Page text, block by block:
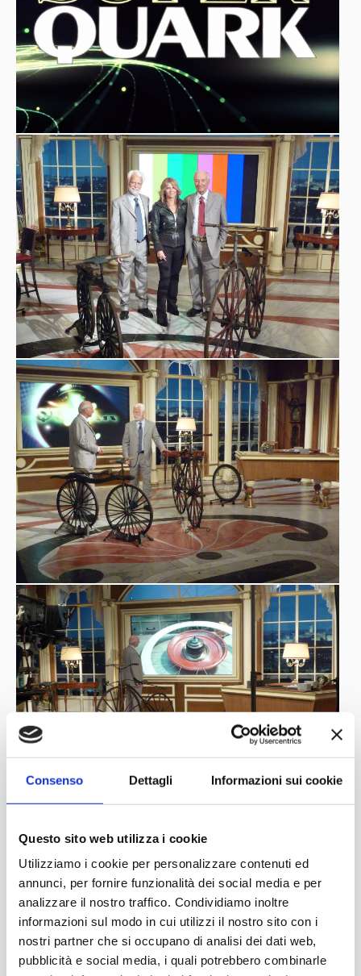
Consenso Dettagli Informazioni sui cookie
Questo sito web utilizza i cookie
Utilizziamo i cookie per personalizzare contenuti ed
annunci, per fornire funzionalità dei social media e per
analizzare il nostro traffico. Condividiamo inoltre
informazioni sul modo in cui utilizzi il nostro sito con i
nostri partner che si occupano di analisi dei dati web,
pubblicità e social media, i quali potrebbero combinarle